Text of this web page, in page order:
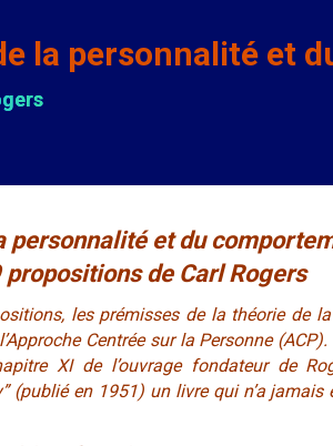
la personnalité et
personnalité et du
propositions de Carl Rogers
les prémisses de la théorie de
Centrée sur la Personne
XI de l’ouvrage fondateur de
(publié en 1951) un livre qui n’a jamais